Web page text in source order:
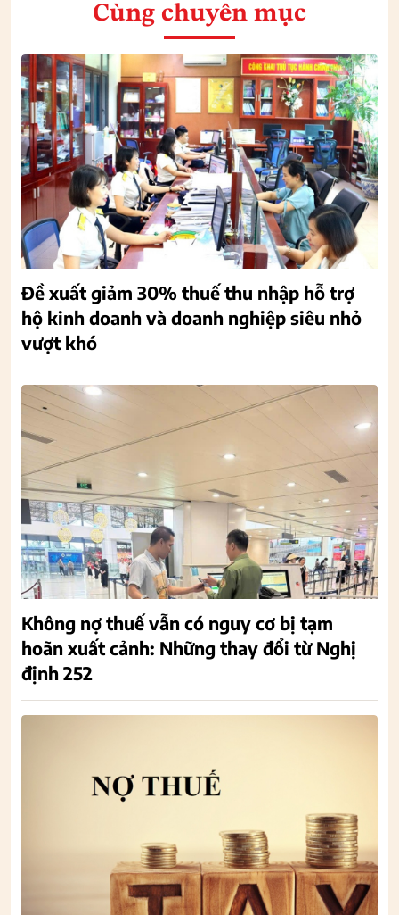
Cùng chuyên mục
Đề xuất giảm 30% thuế thu nhập hỗ trợ
hộ kinh doanh và doanh nghiệp siêu nhỏ
vượt khó
Không nợ thuế vẫn có nguy cơ bị tạm
hoãn xuất cảnh: Những thay đổi từ Nghị
định 252